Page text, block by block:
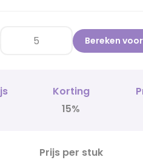
Bereken
Korting
15%
Prijs per stuk